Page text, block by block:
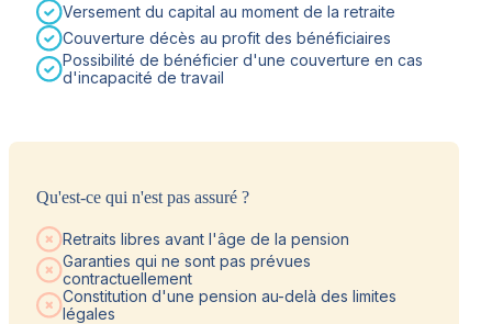
Versement du capital au moment de la retraite
Couverture décès au profit des bénéficiaires
Possibilité de bénéficier d'une couverture en cas
d'incapacité de travail
Qu'est-ce qui n'est pas assuré ?
Retraits libres avant l'âge de la pension
Garanties qui ne sont pas prévues
contractuellement
Constitution d'une pension au-delà des limites
légales